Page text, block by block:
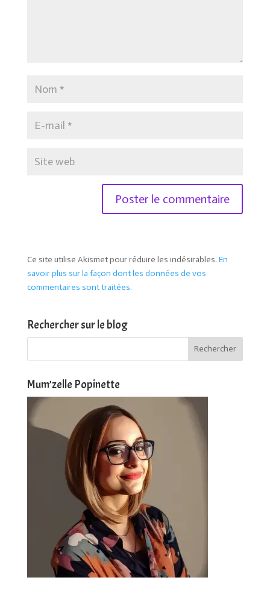
Ce site utilise Akismet pour réduire les indésirables. En
savoir plus sur la façon dont les données de vos
commentaires sont traitées.
Rechercher sur le blog
Mum’zelle Popinette